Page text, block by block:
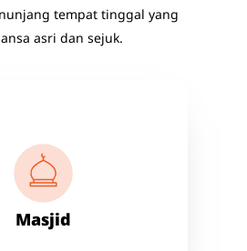
tempat tinggal yang
asri dan sejuk.
Masjid